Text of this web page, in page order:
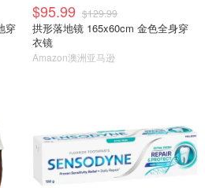
穿
$95.99 $129.99
拱形落地镜 165x60cm 金色全身穿
衣镜
Amazon澳洲亚马逊